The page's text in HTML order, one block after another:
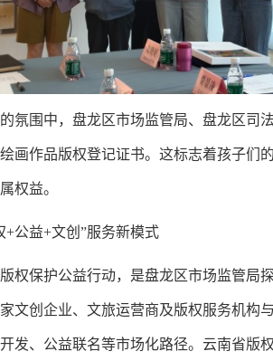
氛围中，盘龙区市场监管局、盘龙区司
画作品版权登记证书。这标志着孩子们
权益。
+公益+文创”服务新模式
权保护公益行动，是盘龙区市场监管局
文创企业、文旅运营商及版权服务机构
发、公益联名等市场化路径。云南省版